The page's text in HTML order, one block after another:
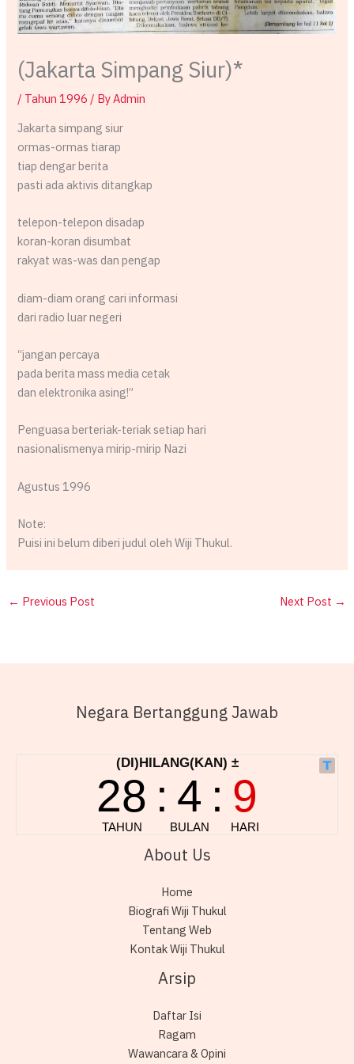
(Jakarta Simpang Siur)*
/ Tahun 1996 / ByAdmin
Jakarta simpang siur
ormas-ormas tiarap
tiap dengar berita
pasti ada aktivis ditangkap
telepon-telepon disadap
koran-koran disumbat
rakyat was-was dan pengap
diam-diam orang cari informasi
dari radio luar negeri
“jangan percaya
pada berita mass media cetak
dan elektronika asing!”
Penguasa berteriak-teriak setiap hari
nasionalismenya mirip-mirip Nazi
Agustus 1996
Note:
Puisi ini belum diberi judul oleh Wiji Thukul.
← Previous Post Next Post →
Negara Bertanggung Jawab
About Us
Home
Biografi Wiji Thukul
Tentang Web
Kontak Wiji Thukul
Arsip
Daftar Isi
Ragam
Wawancara & Opini